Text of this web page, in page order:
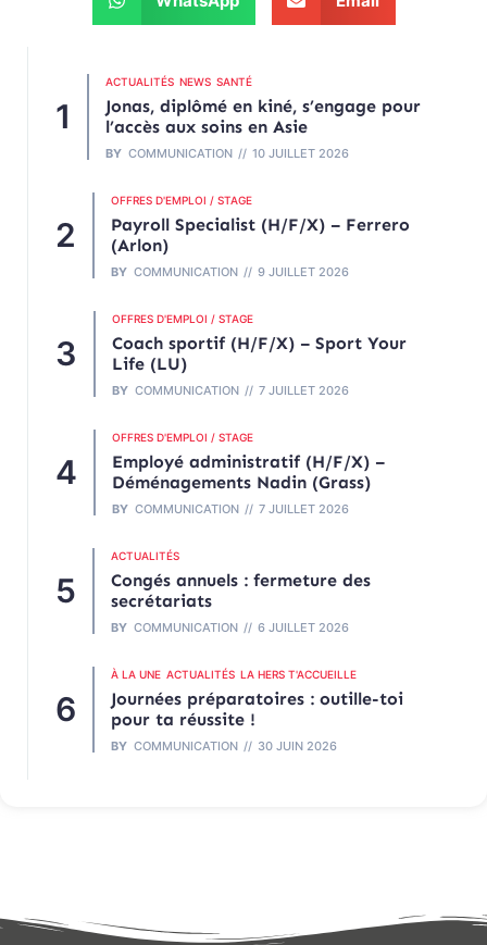
ACTUALITÉS NEWS SANTÉ
Jonas, diplômé en kiné, s’engage pour
l’accès aux soins en Asie
BY COMMUNICATION 10 JUILLET 2026
OFFRES D'EMPLOI / STAGE
Payroll Specialist (H/F/X) – Ferrero
(Arlon)
BY COMMUNICATION 9 JUILLET 2026
OFFRES D'EMPLOI / STAGE
Coach sportif (H/F/X) – Sport Your
Life (LU)
BY COMMUNICATION 7 JUILLET 2026
OFFRES D'EMPLOI / STAGE
Employé administratif (H/F/X) –
Déménagements Nadin (Grass)
BY COMMUNICATION 7 JUILLET 2026
ACTUALITÉS
Congés annuels : fermeture des
secrétariats
BY COMMUNICATION 6 JUILLET 2026
À LA UNE ACTUALITÉS LA HERS T'ACCUEILLE
Journées préparatoires : outille-toi
pour ta réussite !
BY COMMUNICATION 30 JUIN 2026